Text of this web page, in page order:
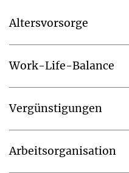
Altersvorsorge
Work-Life-Balance
Vergünstigungen
Arbeitsorganisation